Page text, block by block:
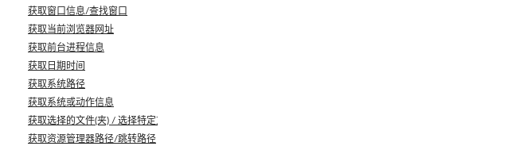
获取窗口信息/查找窗口
获取当前浏览器网址
获取前台进程信息
获取日期时间
获取系统路径
获取系统或动作信息
获取选择的文件(夹) / 选择特定文件
获取资源管理器路径/跳转路径